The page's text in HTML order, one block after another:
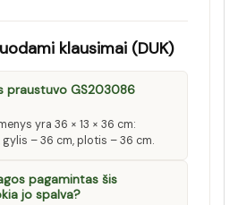
klausimai (DUK)
praustuvo GS203086
yra 36 × 13 × 36 cm:
gylis – 36 cm, plotis – 36 cm.
pagamintas šis
jo spalva?